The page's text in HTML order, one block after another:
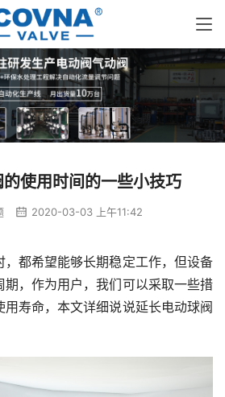
使用时间的一些小技巧
2020-03-03 上午11:42
，都希望能够长期稳定工作，但设备
期，作为用户，我们可以采取一些措
寿命，本文详细说说延长电动球阀